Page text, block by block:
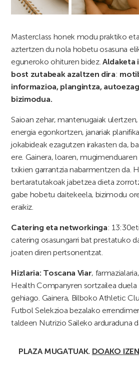
Masterclass honek modu praktiko
aztertzen du nola hobetu osasuna
eguneroko ohituren bidez.Aldaketa
bost zutabeak azaltzen dira:
informazioa, plangintza,
bizimodua.
Saioan zehar, mantenugaiak
energia egonkortzen, janariak
jokabideak ezagutzen irakasten da,
ere. Gainera, loaren,
txikien garrantzia nabarmentzen da.
bertaratutakoak jabetzea dieta
gabe hobetu daitekeela, bizimodu
eraikiz.
Catering eta networkinga:
catering osasungarri bat prestatuko
joaten diren pertsonentzat.
Hizlaria: Toscana Viar,
Health Companyren sortzailea duela
gehiago. Gainera, Bilboko Athletic
Futbol Selekzioa bezalako
taldeen Nutrizio Saileko arduraduna
PLAZA MUGATUAK. DOAKO